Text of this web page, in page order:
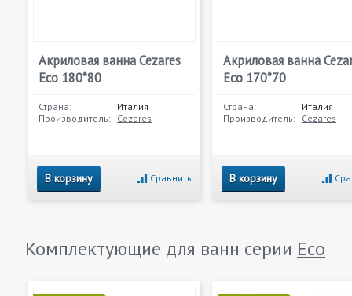
Акриловая ванна Cezares
Eco 180*80
Страна:
Италия
Производитель: Cezares
В корзину Сравнить
Акриловая ванна
Eco 170*70
Страна:
Италия
Производитель: Cezares
В корзину
Комплектующие для ванн серии Eco